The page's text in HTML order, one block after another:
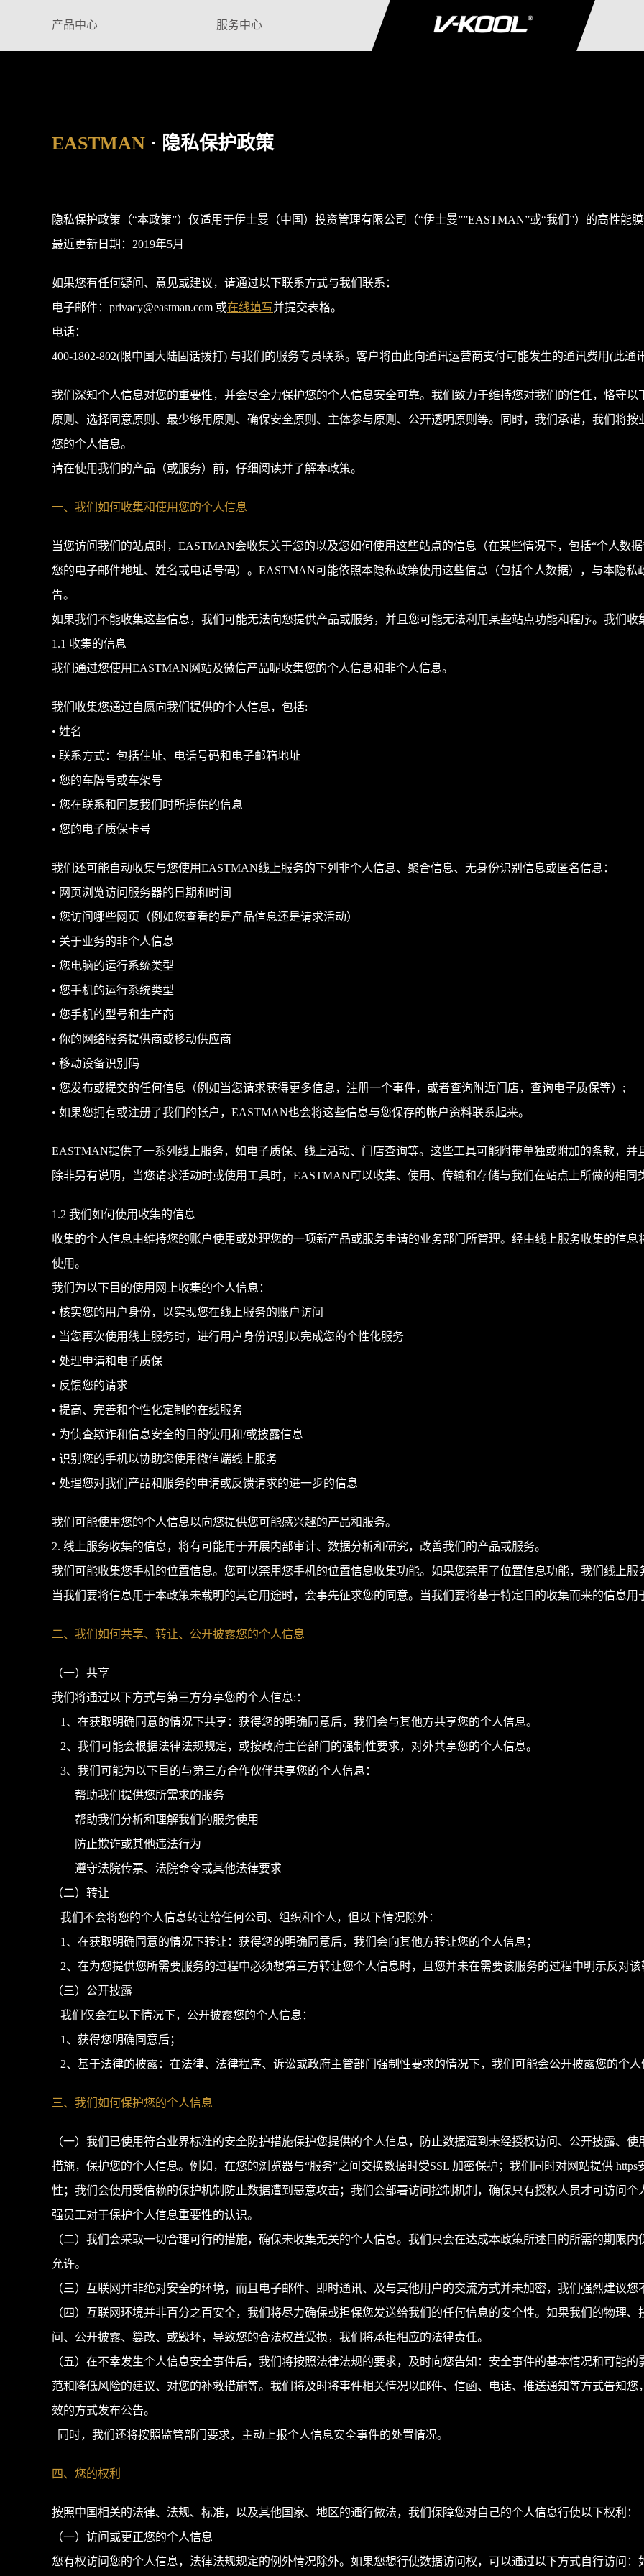
产品中心 服务中心
EASTMAN · 隐私保护政策
隐私保护政策（“本政策”）仅适用于伊士曼（中国）投资管理有限公司（“伊士曼””EASTMAN”或“我们”）的高性能
最近更新日期：2019年5月
如果您有任何疑问、意见或建议，请通过以下联系方式与我们联系：
电子邮件：privacy@eastman.com 或在线填写并提交表格。
电话：
400-1802-802(限中国大陆固话拨打) 与我们的服务专员联系。客户将由此向通讯运营商支付可能发生的通讯费用(此
我们深知个人信息对您的重要性，并会尽全力保护您的个人信息安全可靠。我们致力于维持您对我们的信任，恪守
原则、选择同意原则、最少够用原则、确保安全原则、主体参与原则、公开透明原则等。同时，我们承诺，我们将
您的个人信息。
请在使用我们的产品（或服务）前，仔细阅读并了解本政策。
一、我们如何收集和使用您的个人信息
当您访问我们的站点时，EASTMAN会收集关于您的以及您如何使用这些站点的信息（在某些情况下，包括“个人数
您的电子邮件地址、姓名或电话号码）。EASTMAN可能依照本隐私政策使用这些信息（包括个人数据），与本隐
告。
如果我们不能收集这些信息，我们可能无法向您提供产品或服务，并且您可能无法利用某些站点功能和程序。我们收
1.1 收集的信息
我们通过您使用EASTMAN网站及微信产品呢收集您的个人信息和非个人信息。
我们收集您通过自愿向我们提供的个人信息，包括:
• 姓名
• 联系方式：包括住址、电话号码和电子邮箱地址
• 您的车牌号或车架号
• 您在联系和回复我们时所提供的信息
• 您的电子质保卡号
我们还可能自动收集与您使用EASTMAN线上服务的下列非个人信息、聚合信息、无身份识别信息或匿名信息：
• 网页浏览访问服务器的日期和时间
• 您访问哪些网页（例如您查看的是产品信息还是请求活动）
• 关于业务的非个人信息
• 您电脑的运行系统类型
• 您手机的运行系统类型
• 您手机的型号和生产商
• 你的网络服务提供商或移动供应商
• 移动设备识别码
• 您发布或提交的任何信息（例如当您请求获得更多信息，注册一个事件，或者查询附近门店，查询电子质保等）;
• 如果您拥有或注册了我们的帐户，EASTMAN也会将这些信息与您保存的帐户资料联系起来。
EASTMAN提供了一系列线上服务，如电子质保、线上活动、门店查询等。这些工具可能附带单独或附加的条款，
除非另有说明，当您请求活动时或使用工具时，EASTMAN可以收集、使用、传输和存储与我们在站点上所做的相同
1.2 我们如何使用收集的信息
收集的个人信息由维持您的账户使用或处理您的一项新产品或服务申请的业务部门所管理。经由线上服务收集的信
使用。
我们为以下目的使用网上收集的个人信息：
• 核实您的用户身份，以实现您在线上服务的账户访问
• 当您再次使用线上服务时，进行用户身份识别以完成您的个性化服务
• 处理申请和电子质保
• 反馈您的请求
• 提高、完善和个性化定制的在线服务
• 为侦查欺诈和信息安全的目的使用和/或披露信息
• 识别您的手机以协助您使用微信端线上服务
• 处理您对我们产品和服务的申请或反馈请求的进一步的信息
我们可能使用您的个人信息以向您提供您可能感兴趣的产品和服务。
2. 线上服务收集的信息，将有可能用于开展内部审计、数据分析和研究，改善我们的产品或服务。
我们可能收集您手机的位置信息。您可以禁用您手机的位置信息收集功能。如果您禁用了位置信息功能，我们线上服
当我们要将信息用于本政策未载明的其它用途时，会事先征求您的同意。当我们要将基于特定目的收集而来的信息
二、我们如何共享、转让、公开披露您的个人信息
（一）共享
我们将通过以下方式与第三方分享您的个人信息:：
1、在获取明确同意的情况下共享：获得您的明确同意后，我们会与其他方共享您的个人信息。
2、我们可能会根据法律法规规定，或按政府主管部门的强制性要求，对外共享您的个人信息。
3、我们可能为以下目的与第三方合作伙伴共享您的个人信息：
帮助我们提供您所需求的服务
帮助我们分析和理解我们的服务使用
防止欺诈或其他违法行为
遵守法院传票、法院命令或其他法律要求
（二）转让
我们不会将您的个人信息转让给任何公司、组织和个人，但以下情况除外：
1、在获取明确同意的情况下转让：获得您的明确同意后，我们会向其他方转让您的个人信息；
2、在为您提供您所需要服务的过程中必须想第三方转让您个人信息时，且您并未在需要该服务的过程中明示反对该
（三）公开披露
我们仅会在以下情况下，公开披露您的个人信息：
1、获得您明确同意后；
2、基于法律的披露：在法律、法律程序、诉讼或政府主管部门强制性要求的情况下，我们可能会公开披露您的个人
三、我们如何保护您的个人信息
（一）我们已使用符合业界标准的安全防护措施保护您提供的个人信息，防止数据遭到未经授权访问、公开披露、
措施，保护您的个人信息。例如，在您的浏览器与“服务”之间交换数据时受SSL 加密保护；我们同时对网站提供
性；我们会使用受信赖的保护机制防止数据遭到恶意攻击；我们会部署访问控制机制，确保只有授权人员才可访问
强员工对于保护个人信息重要性的认识。
（二）我们会采取一切合理可行的措施，确保未收集无关的个人信息。我们只会在达成本政策所述目的所需的期限
允许。
（三）互联网并非绝对安全的环境，而且电子邮件、即时通讯、及与其他用户的交流方式并未加密，我们强烈建议
（四）互联网环境并非百分之百安全，我们将尽力确保或担保您发送给我们的任何信息的安全性。如果我们的物理
问、公开披露、篡改、或毁坏，导致您的合法权益受损，我们将承担相应的法律责任。
（五）在不幸发生个人信息安全事件后，我们将按照法律法规的要求，及时向您告知：安全事件的基本情况和可能
范和降低风险的建议、对您的补救措施等。我们将及时将事件相关情况以邮件、信函、电话、推送通知等方式告知
效的方式发布公告。
同时，我们还将按照监管部门要求，主动上报个人信息安全事件的处置情况。
四、您的权利
按照中国相关的法律、法规、标准，以及其他国家、地区的通行做法，我们保障您对自己的个人信息行使以下权利：
（一）访问或更正您的个人信息
您有权访问您的个人信息，法律法规规定的例外情况除外。如果您想行使数据访问权，可以通过以下方式自行访问